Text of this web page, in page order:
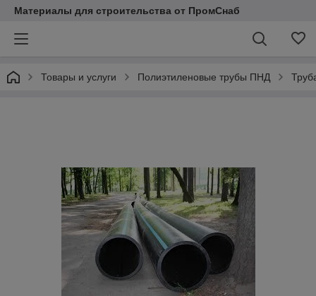
Материалы для строительства от ПромСнаб
Товары и услуги Полиэтиленовые трубы ПНД